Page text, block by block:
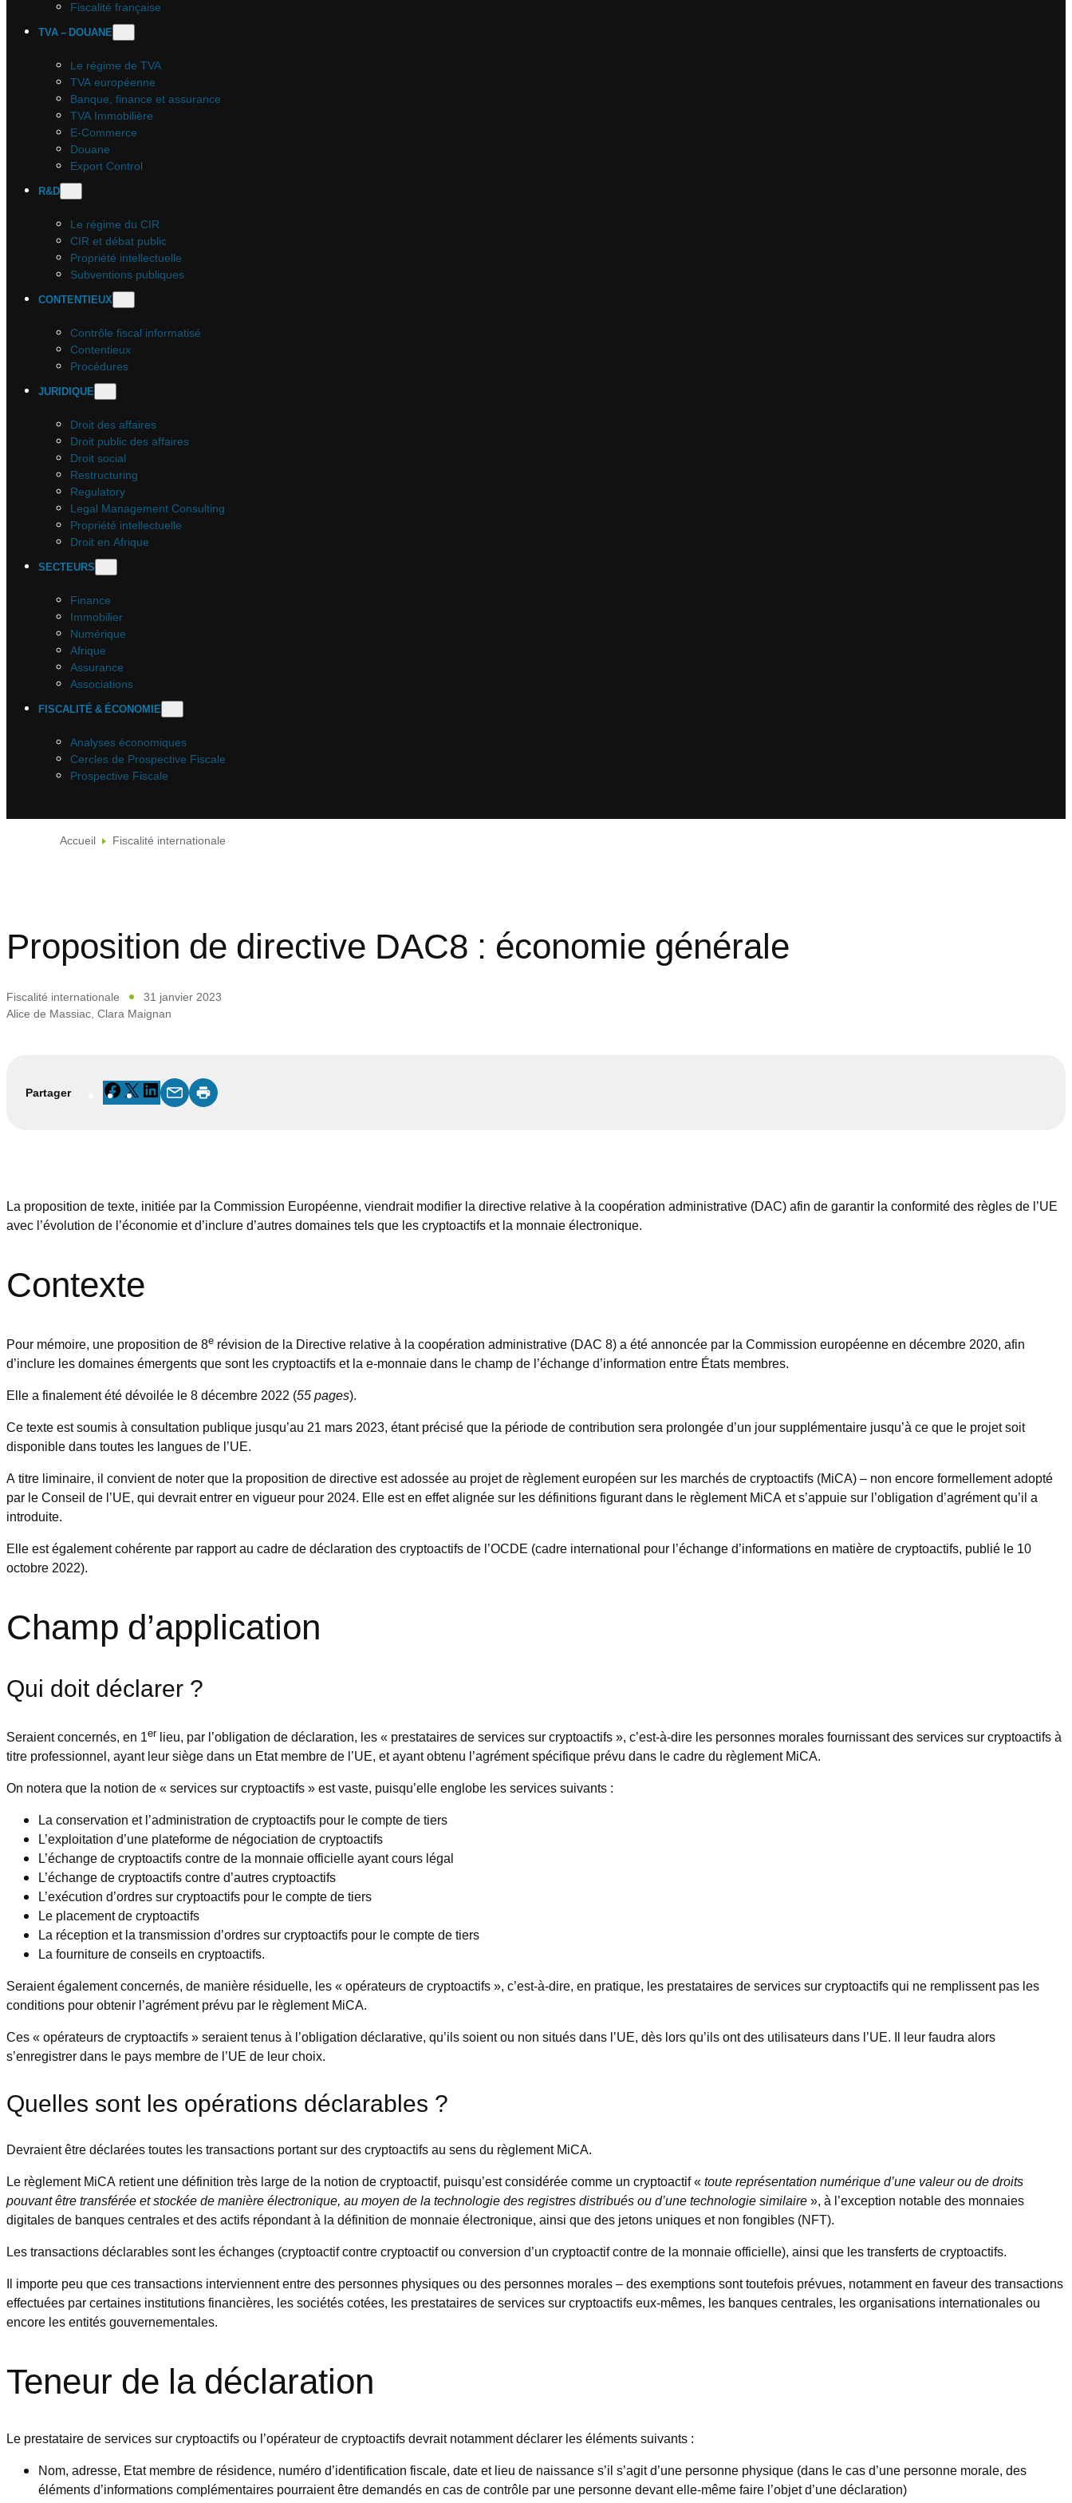
Fiscalité française
TVA – DOUANE
Le régime de TVA
TVA européenne
Banque, finance et assurance
TVA Immobilière
E-Commerce
Douane
Export Control
R&D
Le régime du CIR
CIR et débat public
Propriété intellectuelle
Subventions publiques
CONTENTIEUX
Contrôle fiscal informatisé
Contentieux
Procédures
JURIDIQUE
Droit des affaires
Droit public des affaires
Droit social
Restructuring
Regulatory
Legal Management Consulting
Propriété intellectuelle
Droit en Afrique
SECTEURS
Finance
Immobilier
Numérique
Afrique
Assurance
Associations
FISCALITÉ & ÉCONOMIE
Analyses économiques
Cercles de Prospective Fiscale
Prospective Fiscale
Accueil Fiscalité internationale
Proposition de directive DAC8 : économie générale
Fiscalité internationale
31 janvier 2023
Alice de Massiac Clara Maignan
Partager Facebook
X LinkedIn
La proposition de texte, initiée par la Commission Européenne, viendrait modifier la directive relative à la coopération administrative (DAC) afin de garantir la conformité des règles de l’UE
avec l’évolution de l’économie et d’inclure d’autres domaines tels que les cryptoactifs et la monnaie électronique.
Contexte
Pour mémoire, une proposition de 8e révision de la Directive relative à la coopération administrative (DAC 8) a été annoncée par la Commission européenne en décembre 2020, afin
d’inclure les domaines émergents que sont les cryptoactifs et la e-monnaie dans le champ de l’échange d’information entre États membres.
Elle a finalement été dévoilée le 8 décembre 2022 (55 pages).
Ce texte est soumis à consultation publique jusqu’au 21 mars 2023, étant précisé que la période de contribution sera prolongée d’un jour supplémentaire jusqu’à ce que le projet soit
disponible dans toutes les langues de l’UE.
A titre liminaire, il convient de noter que la proposition de directive est adossée au projet de règlement européen sur les marchés de cryptoactifs (MiCA) – non encore formellement adopté
par le Conseil de l’UE, qui devrait entrer en vigueur pour 2024. Elle est en effet alignée sur les définitions figurant dans le règlement MiCA et s’appuie sur l’obligation d’agrément qu’il a
introduite.
Elle est également cohérente par rapport au cadre de déclaration des cryptoactifs de l’OCDE (cadre international pour l’échange d’informations en matière de cryptoactifs, publié le 10
octobre 2022).
Champ d’application
Qui doit déclarer ?
Seraient concernés, en 1erlieu, par l’obligation de déclaration, les « prestataires de services sur cryptoactifs », c’est-à-dire les personnes morales fournissant des services sur cryptoactifs à
titre professionnel, ayant leur siège dans un Etat membre de l’UE, et ayant obtenu l’agrément spécifique prévu dans le cadre du règlement MiCA.
On notera que la notion de « services sur cryptoactifs » est vaste, puisqu’elle englobe les services suivants :
La conservation et l’administration de cryptoactifs pour le compte de tiers
L’exploitation d’une plateforme de négociation de cryptoactifs
L’échange de cryptoactifs contre de la monnaie officielle ayant cours légal
L’échange de cryptoactifs contre d’autres cryptoactifs
L’exécution d’ordres sur cryptoactifs pour le compte de tiers
Le placement de cryptoactifs
La réception et la transmission d’ordres sur cryptoactifs pour le compte de tiers
La fourniture de conseils en cryptoactifs.
Seraient également concernés, de manière résiduelle, les « opérateurs de cryptoactifs », c’est-à-dire, en pratique, les prestataires de services sur cryptoactifs qui ne remplissent pas les
conditions pour obtenir l’agrément prévu par le règlement MiCA.
Ces « opérateurs de cryptoactifs » seraient tenus à l’obligation déclarative, qu’ils soient ou non situés dans l’UE, dès lors qu’ils ont des utilisateurs dans l’UE. Il leur faudra alors
s’enregistrer dans le pays membre de l’UE de leur choix.
Quelles sont les opérations déclarables ?
Devraient être déclarées toutes les transactions portant sur des cryptoactifs au sens du règlement MiCA.
Le règlement MiCA retient une définition très large de la notion de cryptoactif, puisqu’est considérée comme un cryptoactif «toute représentation numérique d’une valeur ou de droits
pouvant être transférée et stockée de manière électronique, au moyen de la technologie des registres distribués ou d’une technologie similaire», à l’exception notable des monnaies
digitales de banques centrales et des actifs répondant à la définition de monnaie électronique, ainsi que des jetons uniques et non fongibles (NFT).
Les transactions déclarables sont les échanges (cryptoactif contre cryptoactif ou conversion d’un cryptoactif contre de la monnaie officielle), ainsi que les transferts de cryptoactifs.
Il importe peu que ces transactions interviennent entre des personnes physiques ou des personnes morales – des exemptions sont toutefois prévues, notamment en faveur des transactions
effectuées par certaines institutions financières, les sociétés cotées, les prestataires de services sur cryptoactifs eux-mêmes, les banques centrales, les organisations internationales ou
encore les entités gouvernementales.
Teneur de la déclaration
Le prestataire de services sur cryptoactifs ou l’opérateur de cryptoactifs devrait notamment déclarer les éléments suivants :
Nom, adresse, Etat membre de résidence, numéro d’identification fiscale, date et lieu de naissance s’il s’agit d’une personne physique (dans le cas d’une personne morale, des
éléments d’informations complémentaires pourraient être demandés en cas de contrôle par une personne devant elle-même faire l’objet d’une déclaration)